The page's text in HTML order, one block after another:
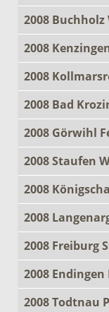
2008
2008
2008
2008 Bad
2008 Görwihl
2008 Staufen
2008
2008
2008 Freiburg
2008
2008 Todtnau